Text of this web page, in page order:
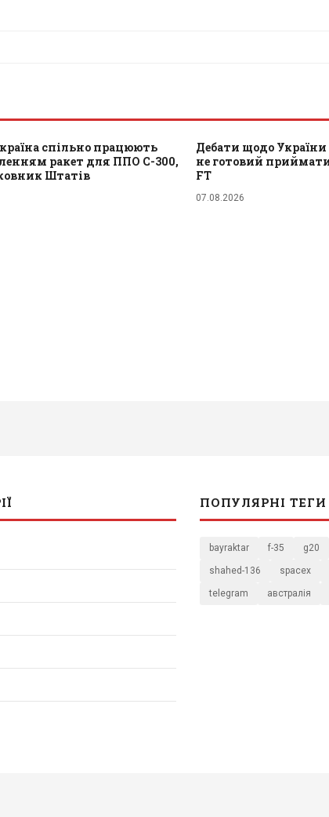
спільно працюють
ракет для ППО С-300,
Штатів
Дебати щодо
не готовий
FT
07.08.2026
ПОПУЛЯРНІ ТЕГИ
bayraktar f-35 g20
shahed-136 spacex
telegram австралія